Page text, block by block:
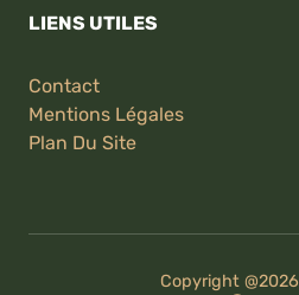
LIENS UTILES
Contact
Mentions Légales
Plan Du Site
Copyright @2026